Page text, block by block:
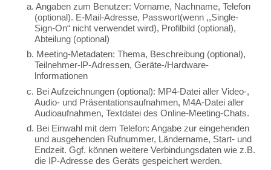
a. Angaben zum Benutzer: Vorname, Nachname, Telefon
(optional). E-Mail-Adresse, Passwort(wenn ,,Single-
Sign-On“ nicht verwendet wird), Profilbild (optional),
Abteilung (optional)
b. Meeting-Metadaten: Thema, Beschreibung (optional),
Teilnehmer-lP-Adressen, Geräte-/Hardware-
lnformationen
c. Bei Aufzeichnungen (optional): MP4-Datei aller Video-,
Audio- und Präsentationsaufnahmen, M4A-Datei aller
Audioaufnahmen, Textdatei des Online-Meeting-Chats.
d. Bei Einwahl mit dem Telefon: Angabe zur eingehenden
und ausgehenden Rufnummer, Ländername, Start- und
Endzeit. Ggf. können weitere Verbindungsdaten wie z.B.
die IP-Adresse des Geräts gespeichert werden.